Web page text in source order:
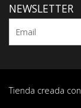
NEWSLETTER
Tienda creada con